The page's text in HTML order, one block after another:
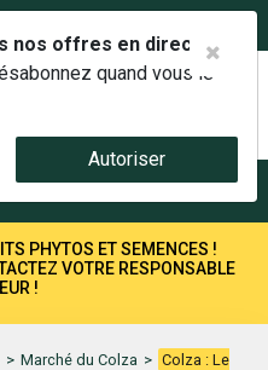
PHYTOS ET SEMENCES !
VOTRE RESPONSABLE
!
> Marché du Colza > Colza : Le
nos offres en direct.
quand vous le
Autoriser